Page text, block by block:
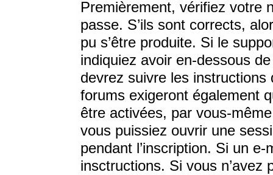
Premièrement, vérifiez votre
passe. S’ils sont corrects,
pu s’être produite. Si le
indiquiez avoir en-dessous
devrez suivre les
forums exigeront également
être activées, par vous-
vous puissiez ouvrir une
pendant l’inscription. Si un
insctructions. Si vous n’avez